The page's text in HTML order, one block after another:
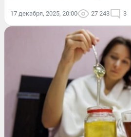
17 декабря, 2025, 20:00 27 243 3